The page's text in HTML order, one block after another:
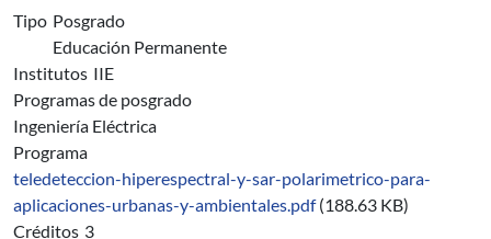
Tipo Posgrado
Educación Permanente
Institutos IIE
Programas de posgrado
Ingeniería Eléctrica
Programa
teledeteccion-hiperespectral-y-sar-polarimetrico-para-
aplicaciones-urbanas-y-ambientales.pdf (188.63 KB)
Créditos 3